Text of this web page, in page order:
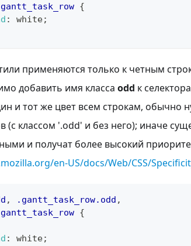
{
: white;
применяются только к четным
добавить имя класса odd к
и тот же цвет всем строкам, обычно
(с классом '.odd' и без него); иначе
и получат более высокий
en-US/docs/Web/CSS/
, .gantt_task_row.odd ,
{
: white;